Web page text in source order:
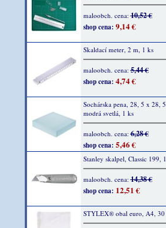
maloobch. cena:10,52 €
shop cena: 9,14 €
Skaldací meter, 2 m, 1 ks
maloobch. cena:5,44 €
shop cena: 4,74 €
Sochárska pena, 28, 5 x 28,
modrá svetlá, 1 ks
maloobch. cena:6,28 €
shop cena: 5,46 €
Stanley skalpel, Classic 199,
maloobch. cena:14,38 €
shop cena: 12,51 €
STYLEX® obal euro, A4, 30